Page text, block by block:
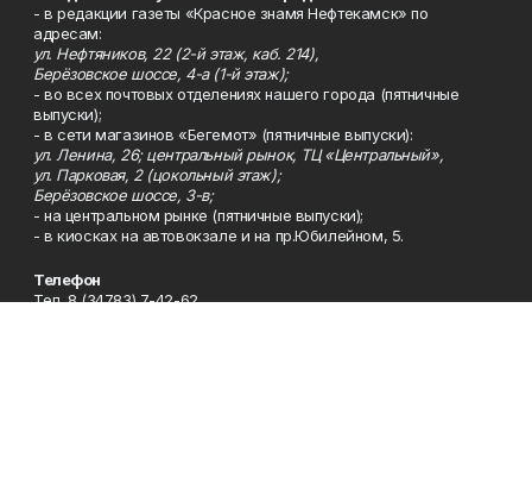
- в редакции газеты «Красное знамя Нефтекамск» по
адресам:
ул. Нефтяников, 22 (2-й этаж, каб. 214),
Берёзовское шоссе, 4-а (1-й этаж);
- во всех почтовых отделениях нашего города (пятничные
выпуски);
- в сети магазинов «Бегемот» (пятничные выпуски):
ул. Ленина, 26; центральный рынок, ТЦ «Центральный»,
ул. Парковая, 2 (цокольный этаж);
Берёзовское шоссе, 3-в;
- на центральном рынке (пятничные выпуски);
- в киосках на автовокзале и на пр.Юбилейном, 5.
Телефон
Тел. 8 (34783) 7-42-62.